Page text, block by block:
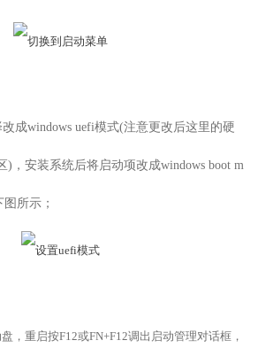
改成windows uefi模式(注意更改后这里的硬
)，安装系统后将启动项改成windows bootm
图所示；
，重启按F12或FN+F12调出启动管理对话框，